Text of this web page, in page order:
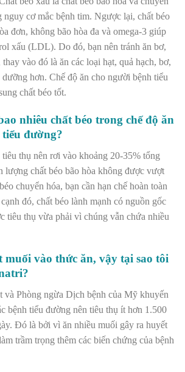
nguy cơ mắc bệnh tim. Ngược lại, chất béo
đơn, không bão hòa đa và omega-3 giúp
xấu (LDL). Do đó, bạn nên tránh ăn bơ,
vào đó là ăn các loại hạt, quả hạch, bơ,
hơn. Chế độ ăn cho người bệnh tiểu
chất béo tốt.
nhiêu chất béo trong chế độ ăn
đường?
thụ nên rơi vào khoảng 20-35% tổng
lượng chất béo bão hòa không được vượt
chuyển hóa, bạn cần hạn chế hoàn toàn
đó, chất béo lành mạnh có nguồn gốc
tiêu thụ vừa phải vì chúng vẫn chứa nhiều
muối vào thức ăn, vậy tại sao tôi
và Phòng ngừa Dịch bệnh của Mỹ khuyến
bệnh tiểu đường nên tiêu thụ ít hơn 1.500
Đó là bởi vì ăn nhiều muối gây ra huyết
trầm trọng thêm các biến chứng của bệnh